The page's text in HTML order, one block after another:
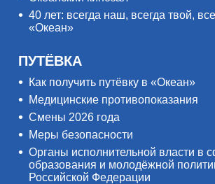
40 лет: всегда наш, всегда твой,
«Океан»
ПУТЁВКА
Как получить путёвку в «Океан»
Медицинские противопоказания
Смены 2026 года
Меры безопасности
Органы исполнительной власти в
образования и молодёжной
Российской Федерации